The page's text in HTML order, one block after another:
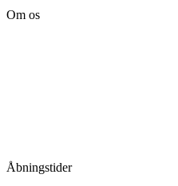
flere
Om os
Åbningstider